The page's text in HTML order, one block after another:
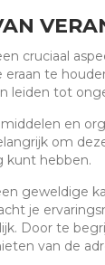
cruciaal
te
leiden tot
en
om
kunt hebben.
geweldige
je
Door te
van de